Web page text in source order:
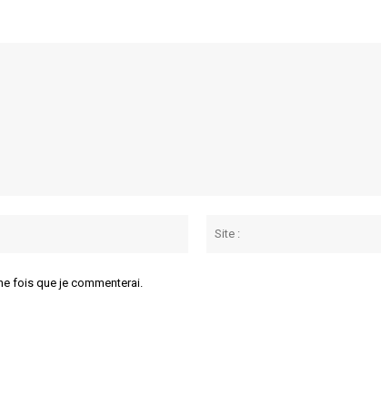
fois que je commenterai.